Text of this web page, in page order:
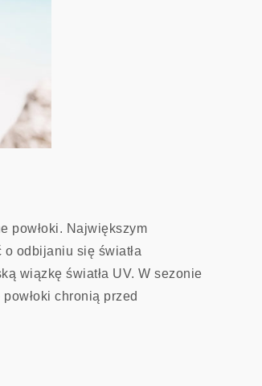
powłoki. Największym
odbijaniu się światła
wiązkę światła UV. W sezonie
chronią przed